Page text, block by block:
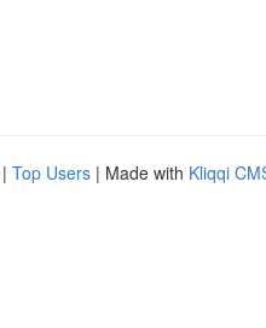
| Top Users | Made with Kliqqi